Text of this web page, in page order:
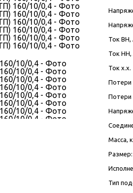
Ток ВН,
Ток НН,
Ток х.х.
Потери
Потери
Масса,
Тип